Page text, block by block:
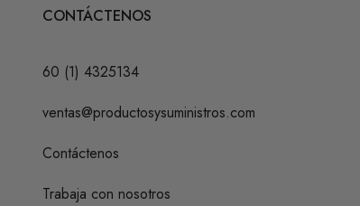
CONTÁCTENOS
60 (1) 4325134
ventas@productosysuministros.com
Contáctenos
Trabaja con nosotros